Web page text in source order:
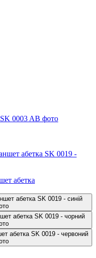
абетка